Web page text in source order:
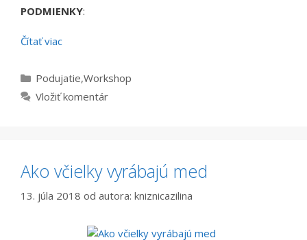
PODMIENKY:
Čítať viac
Kategórie
Podujatie,Workshop
Vložiť komentár
Ako včielky vyrábajú med
13. júla 2018 od autora: kniznicazilina